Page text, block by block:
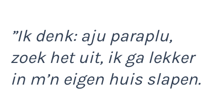
”Ik denk: aju paraplu,
zoek het uit, ik ga lekker
in m’n eigen huis slapen.